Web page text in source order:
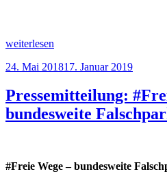
„Rückblick
–
in
Münster“
weiterlesen
Veröffentlicht
24. Mai 201817. Januar 2019
Pressemitteilung:
bundesweite
#Freie Wege – bundesweite